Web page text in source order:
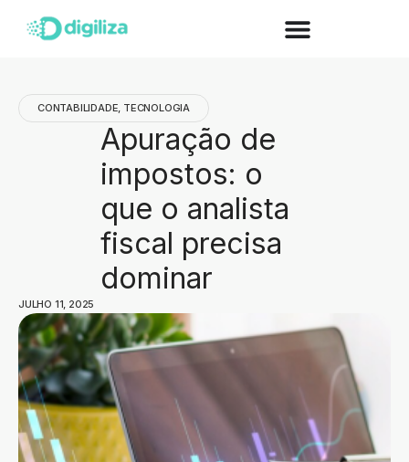
CONTABILIDADE, TECNOLOGIA
Apuração de
impostos: o
que o analista
fiscal precisa
dominar
JULHO 11, 2025